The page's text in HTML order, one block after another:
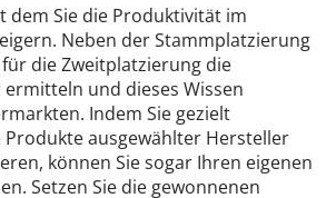
dem Sie die Produktivität im
Neben der Stammplatzierung
die Zweitplatzierung die
und dieses Wissen
Indem Sie gezielt
ausgewählter Hersteller
können Sie sogar Ihren eigenen
Setzen Sie die gewonnenen